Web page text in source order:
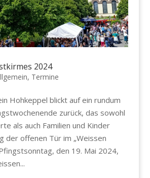
2024
, Termine
Hohkeppel blickt auf ein rundum
zurück, das sowohl
als auch Familien und Kinder
der offenen Tür im „Weissen
den 19. Mai 2024,